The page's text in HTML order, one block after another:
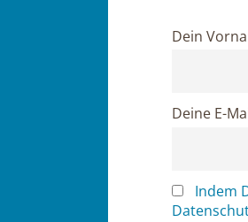
Dein
Deine E-
Indem